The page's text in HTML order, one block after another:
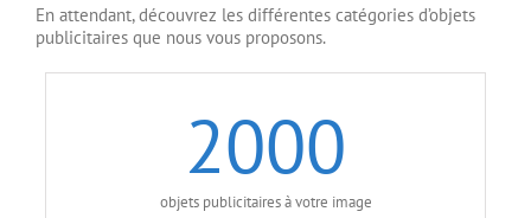
En attendant, découvrez les différentes catégories d’objets
publicitaires que nous vous proposons.
2000
objets publicitaires à votre image